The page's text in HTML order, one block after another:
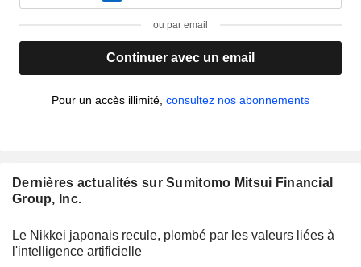
ou par email
Continuer avec un email
Pour un accès illimité, consultez nos abonnements
Dernières actualités sur Sumitomo Mitsui Financial
Group, Inc.
Le Nikkei japonais recule, plombé par les valeurs liées à
l'intelligence artificielle